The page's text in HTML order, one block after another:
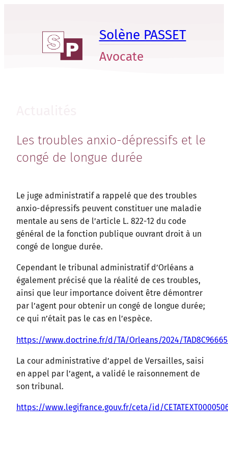
Solène PASSET
Avocate
Les troubles anxio-dépressifs et le
congé de longue durée
Le juge administratif a rappelé que des troubles
anxio-dépressifs peuvent constituer une maladie
mentale au sens de l’article L. 822-12 du code
général de la fonction publique ouvrant droit à un
congé de longue durée.
Cependant le tribunal administratif d’Orléans a
également précisé que la réalité de ces troubles,
ainsi que leur importance doivent être démontrer
par l’agent pour obtenir un congé de longue durée;
ce qui n’était pas le cas en l’espèce.
https://www.doctrine.fr/d/TA/Orleans/2024/
La cour administrative d’appel de Versailles, saisi
en appel par l’agent, a validé le raisonnement de
son tribunal.
https://www.legifrance.gouv.fr/ceta/id/